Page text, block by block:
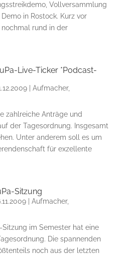
Vollversammlung
in Rostock. Kurz vor
rund in der
Live-Ticker *Podcast-
| Aufmacher,
zahlreiche Anträge und
der Tagesordnung. Insgesamt
Unter anderem soll es um
für exzellente
Sitzung
| Aufmacher,
im Semester hat eine
Die spannenden
noch aus der letzten